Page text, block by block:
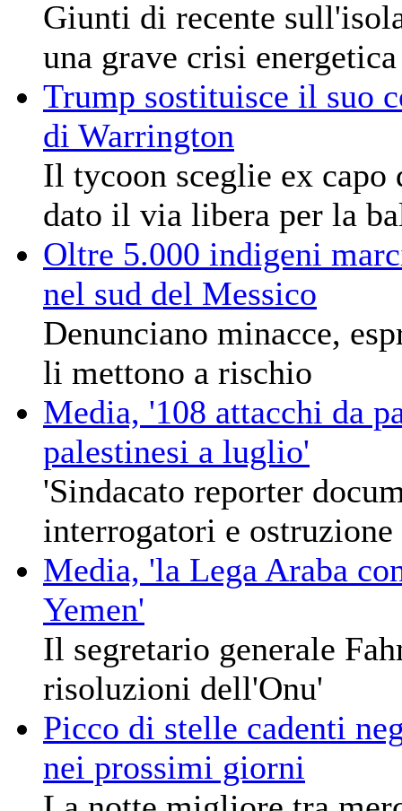
Giunti di recente
una grave crisi energetica
Trump sostituisce il suo
di Warrington
Il tycoon sceglie ex
dato il via libera per la
Oltre 5.000 indigeni
nel sud del Messico
Denunciano minacce,
li mettono a rischio
Media, '108 attacchi da
palestinesi a luglio'
'Sindacato reporter
interrogatori e
Media, 'la Lega Araba
Yemen'
Il segretario generale
risoluzioni dell'Onu'
Picco di stelle cadenti
nei prossimi giorni